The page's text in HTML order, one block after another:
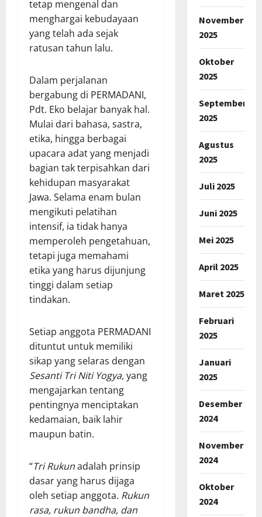
tetap mengenal dan
menghargai kebudayaan
yang telah ada sejak
ratusan tahun lalu.
Dalam perjalanan
bergabung di PERMADANI,
Pdt. Eko belajar banyak hal.
Mulai dari bahasa, sastra,
etika, hingga berbagai
upacara adat yang menjadi
bagian tak terpisahkan dari
kehidupan masyarakat
Jawa. Selama enam bulan
mengikuti pelatihan
intensif, ia tidak hanya
memperoleh pengetahuan,
tetapi juga memahami
etika yang harus dijunjung
tinggi dalam setiap
tindakan.
Setiap anggota PERMADANI
dituntut untuk memiliki
sikap yang selaras dengan
Sesanti Tri Niti Yogya,yang
mengajarkan tentang
pentingnya menciptakan
kedamaian, baik lahir
maupun batin.
“Tri Rukunadalah prinsip
dasar yang harus dijaga
oleh setiap anggota. Rukun
rasa, rukun bandha, dan
November
2025
Oktober
2025
September
2025
Agustus
2025
Juli 2025
Juni 2025
Mei 2025
April 2025
Maret 2025
Februari
2025
Januari
2025
Desember
2024
November
2024
Oktober
2024